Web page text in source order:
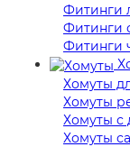
Фитинги
Фитинги
Фитинги
Хомуты
Хомуты
Хомуты с
Хомуты